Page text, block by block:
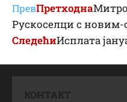
ПревПретходна
Рускоселци с
СледећиИсплата
КОНТАКТ